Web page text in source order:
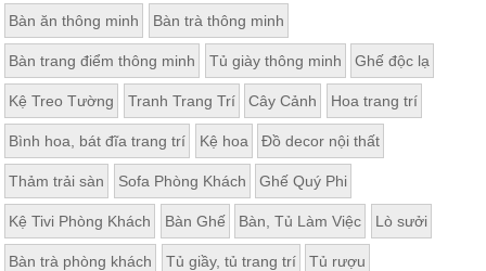
Bàn ăn thông minh Bàn trà thông minh
Bàn trang điểm thông minh Tủ giày thông minh Ghế độc lạ
Kệ Treo Tường Tranh Trang Trí Cây Cảnh Hoa trang trí
Bình hoa, bát đĩa trang trí Kệ hoa Đồ decor nội thất
Thảm trải sàn Sofa Phòng Khách Ghế Quý Phi
Kệ Tivi Phòng Khách Bàn Ghế Bàn, Tủ Làm Việc Lò sưởi
Bàn trà phòng khách Tủ giầy, tủ trang trí Tủ rượu